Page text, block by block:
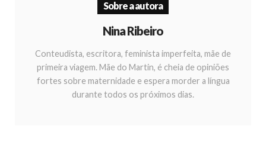
Sobre a autora
Nina Ribeiro
Conteudista, escritora, feminista imperfeita, mãe de
primeira viagem. Mãe do Martin, é cheia de opiniões
fortes sobre maternidade e espera morder a língua
durante todos os próximos dias.